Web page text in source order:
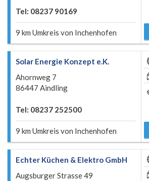
Tel: 08237 90169
9 km Umkreis von Inchenhofen
Solar Energie Konzept e.K.
Ahornweg 7
86447 Aindling
Tel: 08237 252500
9 km Umkreis von Inchenhofen
Echter Küchen & Elektro GmbH
Augsburger Strasse 49